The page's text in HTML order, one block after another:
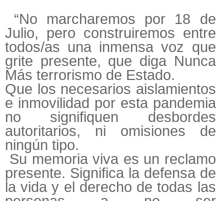
“No marcharemos por 18 de
Julio, pero construiremos entre
todos/as una inmensa voz que
grite presente, que diga Nunca
Más terrorismo de Estado.
Que los necesarios aislamientos
e inmovilidad por esta pandemia
no signifiquen desbordes
autoritarios, ni omisiones de
ningún tipo.
Su memoria viva es un reclamo
presente. Significa la defensa de
la vida y el derecho de todas las